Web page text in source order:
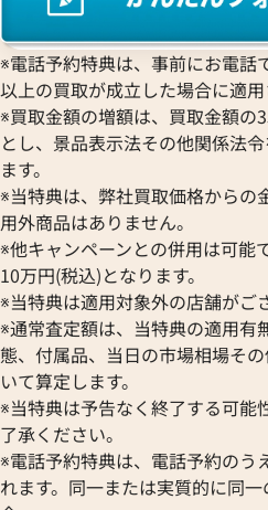
※電話予約特典は、事前にお電話
以上の買取が成立した場合に適用
※買取金額の増額は、買取金額の
とし、景品表示法その他関係法
ます。
※当特典は、弊社買取価格からの
用外商品はありません。
※他キャンペーンとの併用は可能
10万円(税込)となります。
※当特典は適用対象外の店舗がご
※通常査定額は、当特典の適用有
態、付属品、当日の市場相場そ
いて算定します。
※当特典は予告なく終了する可能
了承ください。
※電話予約特典は、電話予約のう
れます。同一または実質的に同